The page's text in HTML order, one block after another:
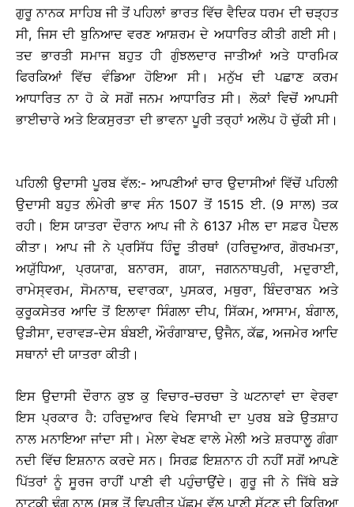
ਗੁਰੂ ਨਾਨਕ ਸਾਹਿਬ ਜੀ ਤੋਂ ਪਹਿਲਾਂ ਭਾਰਤ ਵਿੱਚ ਵੈਦਿਕ ਧਰਮ ਦੀ ਚੜ੍ਹਤ
ਸੀ, ਜਿਸ ਦੀ ਬੁਨਿਆਦ ਵਰਣ ਆਸ਼ਰਮ ਦੇ ਅਧਾਰਿਤ ਕੀਤੀ ਗਈ ਸੀ।
ਤਦ ਭਾਰਤੀ ਸਮਾਜ ਬਹੁਤ ਹੀ ਗੁੰਝਲਦਾਰ ਜਾਤੀਆਂ ਅਤੇ ਧਾਰਮਿਕ
ਫਿਰਕਿਆਂ ਵਿੱਚ ਵੰਡਿਆ ਹੋਇਆ ਸੀ। ਮਨੁੱਖ ਦੀ ਪਛਾਣ ਕਰਮ
ਆਧਾਰਿਤ ਨਾ ਹੋ ਕੇ ਸਗੋਂ ਜਨਮ ਆਧਾਰਿਤ ਸੀ। ਲੋਕਾਂ ਵਿਚੋਂ ਆਪਸੀ
ਭਾਈਚਾਰੇ ਅਤੇ ਇਕਸੁਰਤਾ ਦੀ ਭਾਵਨਾ ਪੂਰੀ ਤਰ੍ਹਾਂ ਅਲੋਪ ਹੋ ਚੁੱਕੀ ਸੀ।
ਪਹਿਲੀ ਉਦਾਸੀ ਪੂਰਬ ਵੱਲ:- ਆਪਣੀਆਂ ਚਾਰ ਉਦਾਸੀਆਂ ਵਿੱਚੋਂ ਪਹਿਲੀ
ਉਦਾਸੀ ਬਹੁਤ ਲੰਮੇਰੀ ਭਾਵ ਸੰਨ 1507 ਤੋਂ 1515 ਈ. (9 ਸਾਲ) ਤਕ
ਰਹੀ। ਇਸ ਯਾਤਰਾ ਦੌਰਾਨ ਆਪ ਜੀ ਨੇ 6137 ਮੀਲ ਦਾ ਸਫ਼ਰ ਪੈਦਲ
ਕੀਤਾ। ਆਪ ਜੀ ਨੇ ਪ੍ਰਸਿੱਧ ਹਿੰਦੂ ਤੀਰਥਾਂ (ਹਰਿਦੁਆਰ, ਗੋਰਖਮਤਾ,
ਅਯੁੱਧਿਆ, ਪ੍ਰਯਾਗ, ਬਨਾਰਸ, ਗਯਾ, ਜਗਨਨਾਥਪੁਰੀ, ਮਦੁਰਾਈ,
ਰਾਮੇਸ੍ਵਰਮ, ਸੋਮਨਾਥ, ਦਵਾਰਕਾ, ਪੁਸਕਰ, ਮਥੁਰਾ, ਬਿੰਦਰਾਬਨ ਅਤੇ
ਕੁਰੂਕਸੇਤਰ ਆਦਿ ਤੋਂ ਇਲਾਵਾ ਸਿੰਗਲਾ ਦੀਪ, ਸਿੱਕਮ, ਆਸਾਮ, ਬੰਗਾਲ,
ਉੜੀਸਾ, ਦਰਾਵੜ-ਦੇਸ ਬੰਬਈ, ਔਰੰਗਾਬਾਦ, ਉਜੈਨ, ਕੱਛ, ਅਜਮੇਰ ਆਦਿ
ਸਥਾਨਾਂ ਦੀ ਯਾਤਰਾ ਕੀਤੀ।
ਇਸ ਉਦਾਸੀ ਦੌਰਾਨ ਕੁਝ ਕੁ ਵਿਚਾਰ-ਚਰਚਾ ਤੇ ਘਟਨਾਵਾਂ ਦਾ ਵੇਰਵਾ
ਇਸ ਪ੍ਰਕਾਰ ਹੈ: ਹਰਿਦੁਆਰ ਵਿਖੇ ਵਿਸਾਖੀ ਦਾ ਪੁਰਬ ਬੜੇ ਉਤਸ਼ਾਹ
ਨਾਲ ਮਨਾਇਆ ਜਾਂਦਾ ਸੀ। ਮੇਲਾ ਵੇਖਣ ਵਾਲੇ ਮੇਲੀ ਅਤੇ ਸ਼ਰਧਾਲੂ ਗੰਗਾ
ਨਦੀ ਵਿੱਚ ਇਸ਼ਨਾਨ ਕਰਦੇ ਸਨ। ਸਿਰਫ਼ ਇਸ਼ਨਾਨ ਹੀ ਨਹੀਂ ਸਗੋਂ ਆਪਣੇ
ਪਿੱਤਰਾਂ ਨੂੰ ਸੂਰਜ ਰਾਹੀਂ ਪਾਣੀ ਵੀ ਪਹੁੰਚਾਉਂਦੇ। ਗੁਰੂ ਜੀ ਨੇ ਜਿੱਥੇ ਬੜੇ
ਨਾਟਕੀ ਢੰਗ ਨਾਲ (ਸਭ ਤੋਂ ਵਿਪਰੀਤ ਪੱਛਮ ਵੱਲ ਪਾਣੀ ਸੁੱਟਣ ਦੀ ਕਿਰਿਆ